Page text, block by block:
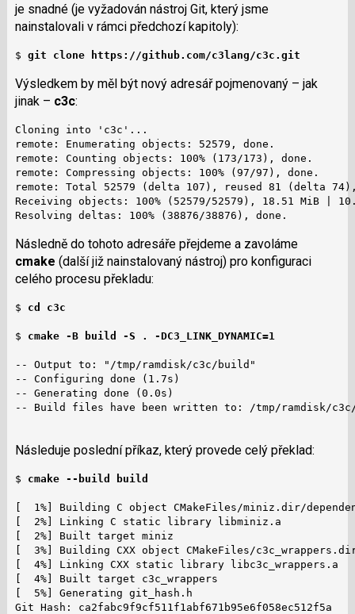
je snadné (je vyžadován nástroj Git, který jsme
nainstalovali v rámci předchozí kapitoly):
$ git clone https://github.com/c3lang/c3c.git
Výsledkem by měl být nový adresář pojmenovaný – jak
jinak – c3c:
Cloning into 'c3c'...
remote: Enumerating objects: 52579, done.
remote: Counting objects: 100% (173/173), done.
remote: Compressing objects: 100% (97/97), done.
remote: Total 52579 (delta 107), reused 81 (delta
Receiving objects: 100% (52579/52579), 18.51 MiB |
Resolving deltas: 100% (38876/38876), done.
Následně do tohoto adresáře přejdeme a zavoláme
cmake (další již nainstalovaný nástroj) pro konfiguraci
celého procesu překladu:
$ cd c3c
$ cmake -B build -S . -DC3_LINK_DYNAMIC=1
-- Output to: "/tmp/ramdisk/c3c/build"
-- Configuring done (1.7s)
-- Generating done (0.0s)
-- Build files have been written to: /tmp/ramdisk/
Následuje poslední příkaz, který provede celý překlad:
$ cmake --build build
[  1%] Building C object CMakeFiles/miniz.dir/
[  2%] Linking C static library libminiz.a
[  2%] Built target miniz
[  3%] Building CXX object CMakeFiles/
[  4%] Linking CXX static library libc3c_wrappers.a
[  4%] Built target c3c_wrappers
[  5%] Generating git_hash.h
Git Hash: ca2fabc9f9cf511f1abf671b95e6f058ec512f5a